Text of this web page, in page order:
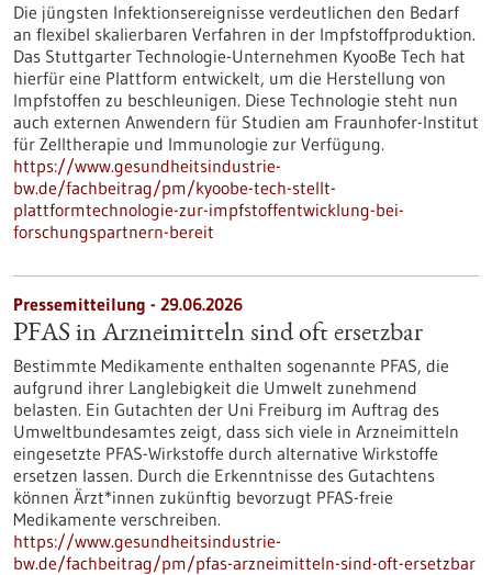
Die jüngsten Infektionsereignisse verdeutlichen den Bedarf
an flexibel skalierbaren Verfahren in der Impfstoffproduktion.
Das Stuttgarter Technologie-Unternehmen KyooBe Tech hat
hierfür eine Plattform entwickelt, um die Herstellung von
Impfstoffen zu beschleunigen. Diese Technologie steht nun
auch externen Anwendern für Studien am Fraunhofer-Institut
für Zelltherapie und Immunologie zur Verfügung.
https://www.gesundheitsindustrie-
bw.de/fachbeitrag/pm/kyoobe-tech-stellt-
plattformtechnologie-zur-impfstoffentwicklung-bei-
forschungspartnern-bereit
Pressemitteilung - 29.06.2026
PFAS in Arzneimitteln sind oft ersetzbar
Bestimmte Medikamente enthalten sogenannte PFAS, die
aufgrund ihrer Langlebigkeit die Umwelt zunehmend
belasten. Ein Gutachten der Uni Freiburg im Auftrag des
Umweltbundesamtes zeigt, dass sich viele in Arzneimitteln
eingesetzte PFAS-Wirkstoffe durch alternative Wirkstoffe
ersetzen lassen. Durch die Erkenntnisse des Gutachtens
können Ärzt*innen zukünftig bevorzugt PFAS-freie
Medikamente verschreiben.
https://www.gesundheitsindustrie-
bw.de/fachbeitrag/pm/pfas-arzneimitteln-sind-oft-ersetzbar